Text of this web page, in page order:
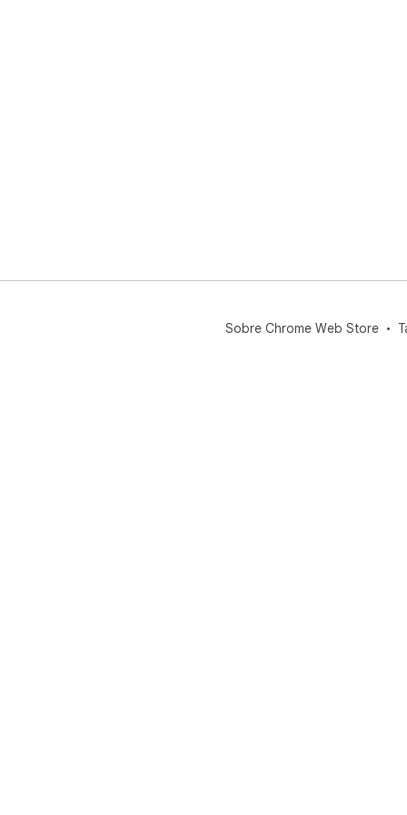
Sobre Chrome Web Store